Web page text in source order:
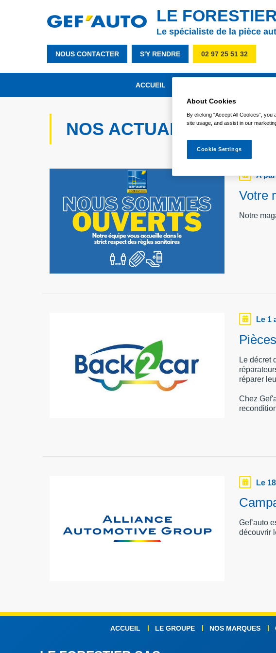
LE
Le spécialiste de la pièce
NOUS CONTACTER S'Y RENDRE 02 97 25 51 32
ACCUEIL
NOS ACTUALITÉS
A
Votre
Notre
Le 1
Le décret
réparer
Chez
Le
Gef’auto
découvrir
ACCUEIL LE GROUPE NOS MARQUES
About Cookies
By clicking “Accept All Cookies”,
site usage, and assist in our
Cookie Settings